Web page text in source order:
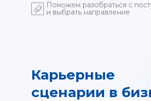
Поможем разобраться с
и выбрать направление
Карьерные
сценарии в